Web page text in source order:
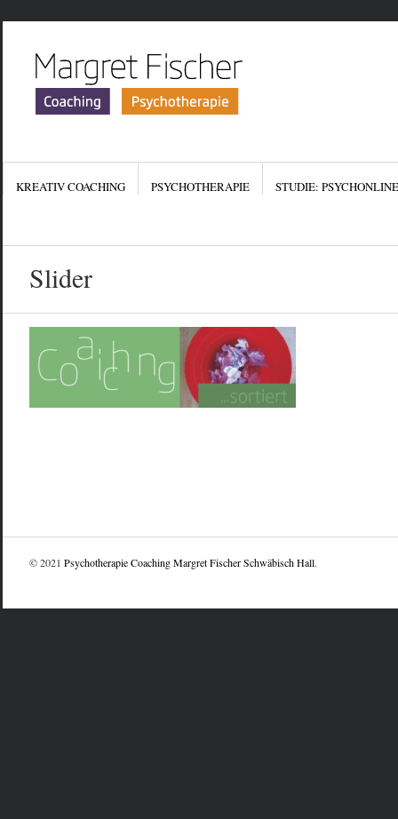
KONTAKT
KREATIV COACHING PSYCHOTHERAPIE STUDIE:
Slider
© 2021 Psychotherapie Coaching Margret Fischer Schwäbisch Hall.